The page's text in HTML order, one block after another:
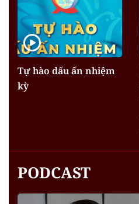
Tự hào dấu ấn nhiệm
kỳ
PODCAST